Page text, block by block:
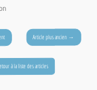
Article plus ancien →
à la liste des articles